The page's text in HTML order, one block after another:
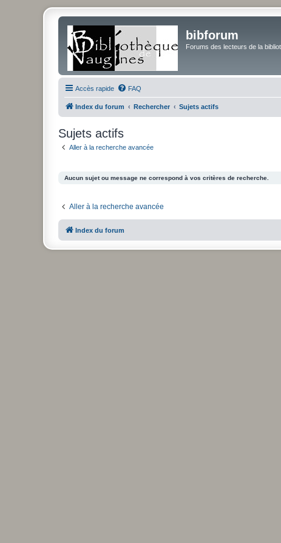
bibforum
Forums des lecteurs de la
Accès rapide FAQ
Index du forum Rechercher Sujets actifs
Sujets actifs
Aller à la recherche avancée
Aucun sujet ou message ne correspond à vos critères de recherche.
Aller à la recherche avancée
Index du forum